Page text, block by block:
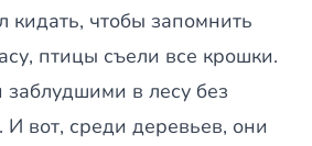
кидать, чтобы запомнить
птицы съели все крошки.
в лесу без
вот, среди деревьев, они